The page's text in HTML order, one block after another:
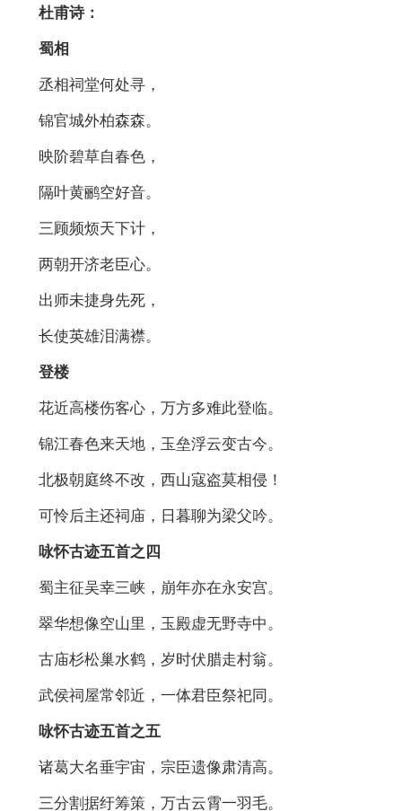
杜甫诗：
蜀相
丞相祠堂何处寻，
锦官城外柏森森。
映阶碧草自春色，
隔叶黄鹂空好音。
三顾频烦天下计，
两朝开济老臣心。
出师未捷身先死，
长使英雄泪满襟。
登楼
花近高楼伤客心，万方多难此登临。
锦江春色来天地，玉垒浮云变古今。
北极朝庭终不改，西山寇盗莫相侵！
可怜后主还祠庙，日暮聊为梁父吟。
咏怀古迹五首之四
蜀主征吴幸三峡，崩年亦在永安宫。
翠华想像空山里，玉殿虚无野寺中。
古庙杉松巢水鹤，岁时伏腊走村翁。
武侯祠屋常邻近，一体君臣祭祀同。
咏怀古迹五首之五
诸葛大名垂宇宙，宗臣遗像肃清高。
三分割据纡筹策，万古云霄一羽毛。